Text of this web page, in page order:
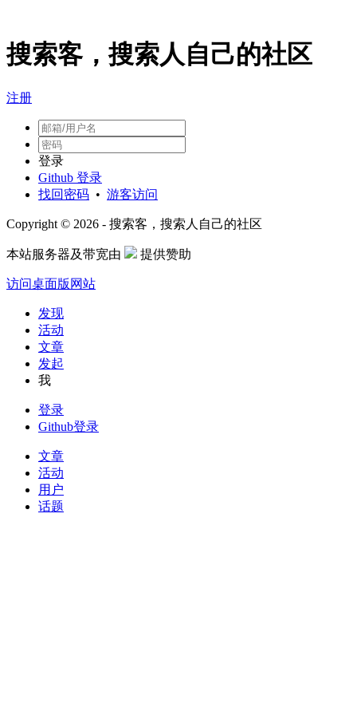
搜索客，搜索人自己的社区
注册
登录
Github 登录
找回密码 • 游客访问
Copyright © 2026 - 搜索客，搜索人自己的社区
本站服务器及带宽由 提供赞助
访问桌面版网站
发现
活动
文章
发起
我
登录
Github登录
文章
活动
用户
话题